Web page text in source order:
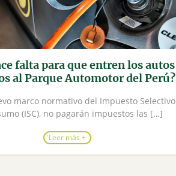
falta para que entren los autos
al Parque Automotor del Perú?
marco normativo del Impuesto Selectivo
(ISC), no pagarán impuestos las […]
Leer más +